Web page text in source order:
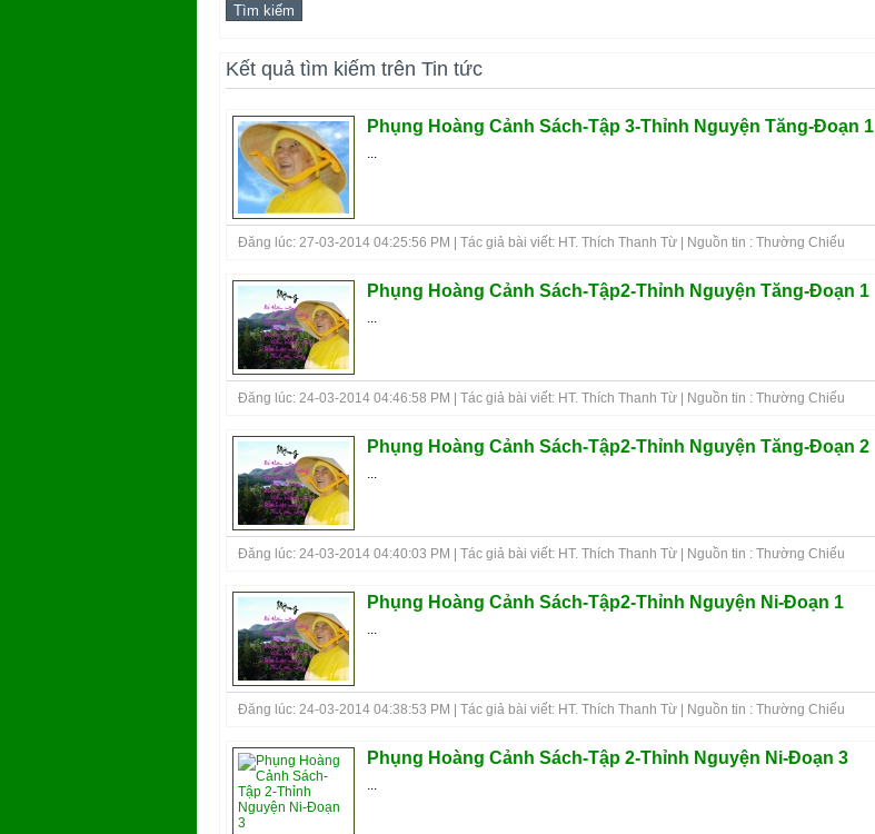
Kết quả tìm kiếm trên Tin tức
Phụng Hoàng Cảnh Sách-Tập 3-Thỉnh Nguyện Tăng-Đoạn 1
Đăng lúc: 27-03-2014 04:25:56 PM | Tác giả bài viết: HT. Thích Thanh Từ | Nguồn tin : Thường Chiếu
Phụng Hoàng Cảnh Sách-Tập2-Thỉnh Nguyện Tăng-Đoạn 1
...
Đăng lúc: 24-03-2014 04:46:58 PM | Tác giả bài viết: HT. Thích Thanh Từ | Nguồn tin : Thường Chiếu
Phụng Hoàng Cảnh Sách-Tập2-Thỉnh Nguyện Tăng-Đoạn 2
...
Đăng lúc: 24-03-2014 04:40:03 PM | Tác giả bài viết: HT. Thích Thanh Từ | Nguồn tin : Thường Chiếu
Phụng Hoàng Cảnh Sách-Tập2-Thỉnh Nguyện Ni-Đoạn 1
...
Đăng lúc: 24-03-2014 04:38:53 PM | Tác giả bài viết: HT. Thích Thanh Từ | Nguồn tin : Thường Chiếu
Phụng Hoàng Cảnh Sách-Tập 2-Thỉnh Nguyện Ni-Đoạn 3
...